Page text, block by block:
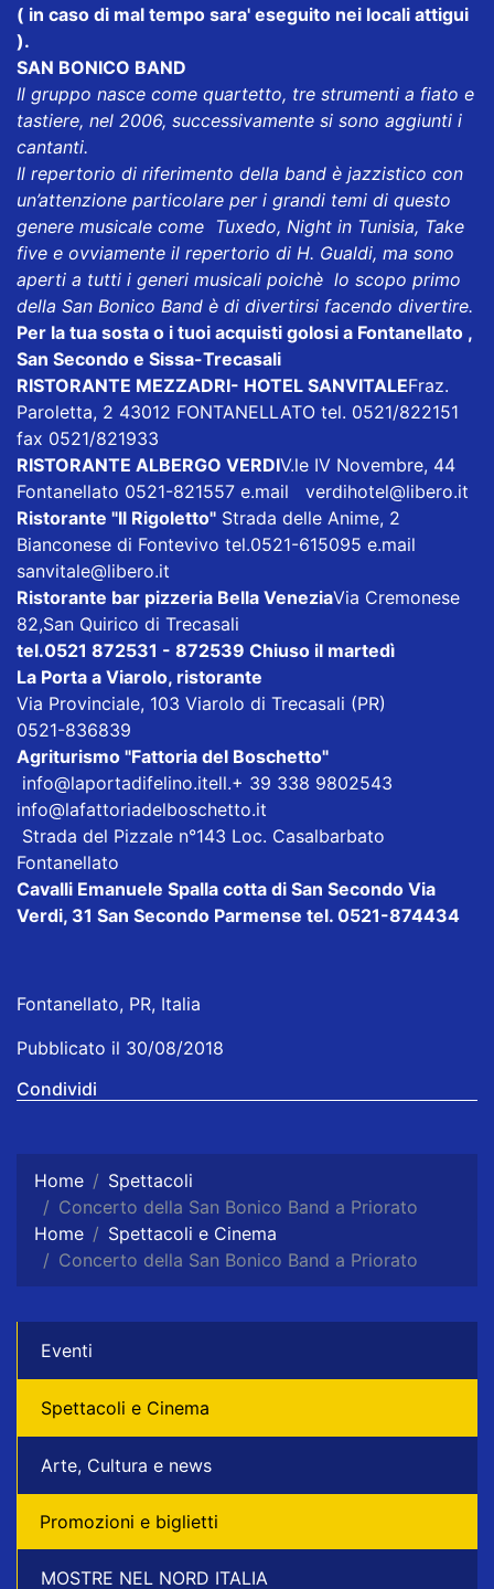
( in caso di mal tempo sara' eseguito nei locali attigui
).
SAN BONICO BAND
Il gruppo nasce come quartetto, tre strumenti a fiato e
tastiere, nel 2006, successivamente si sono aggiunti i
cantanti.
Il repertorio di riferimento della band è jazzistico con
un’attenzione particolare per i grandi temi di questo
genere musicale come Tuxedo, Night in Tunisia, Take
five e ovviamente il repertorio di H. Gualdi, ma sono
aperti a tutti i generi musicali poichè lo scopo primo
della San Bonico Band è di divertirsi facendo divertire.
Per la tua sosta o i tuoi acquisti golosi a Fontanellato ,
San Secondo e Sissa-Trecasali
RISTORANTE MEZZADRI- HOTEL SANVITALEFraz.
Paroletta, 2 43012 FONTANELLATO tel. 0521/822151
fax 0521/821933
RISTORANTE ALBERGO VERDIV.le IV Novembre, 44
Fontanellato 0521-821557 e.mail verdihotel@libero.it
Ristorante "Il Rigoletto" Strada delle Anime, 2
Bianconese di Fontevivo tel.0521-615095 e.mail
sanvitale@libero.it
Ristorante bar pizzeria Bella VeneziaVia Cremonese
82,San Quirico di Trecasali
tel.0521 872531 - 872539 Chiuso il martedì
La Porta a Viarolo, ristorante
Via Provinciale, 103 Viarolo di Trecasali (PR)
0521-836839
Agriturismo "Fattoria del Boschetto"
info@laportadifelino.itell.+ 39 338 9802543
info@lafattoriadelboschetto.it
Strada del Pizzale n°143 Loc. Casalbarbato
Fontanellato
Cavalli Emanuele Spalla cotta di San Secondo Via
Verdi, 31 San Secondo Parmense tel. 0521-874434
Fontanellato, PR, Italia
Pubblicato il 30/08/2018
Condividi
Home
Spettacoli
Concerto della San Bonico Band a Priorato
Home
Spettacoli e Cinema
Concerto della San Bonico Band a Priorato
Eventi
Spettacoli e Cinema
Arte, Cultura e news
Promozioni e biglietti
MOSTRE NEL NORD ITALIA